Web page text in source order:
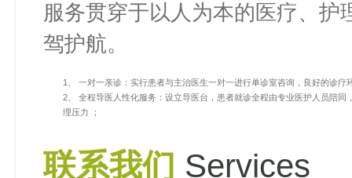
服务贯穿于以人为本的医疗、
驾护航。
1、 一对一亲诊：实行患者与主治医生一对一进行单诊室咨询，良好的诊
2、 全程导医人性化服务：设立导医台，患者就诊全程由专业医护人员陪
理压力 ；
联系我们 Services